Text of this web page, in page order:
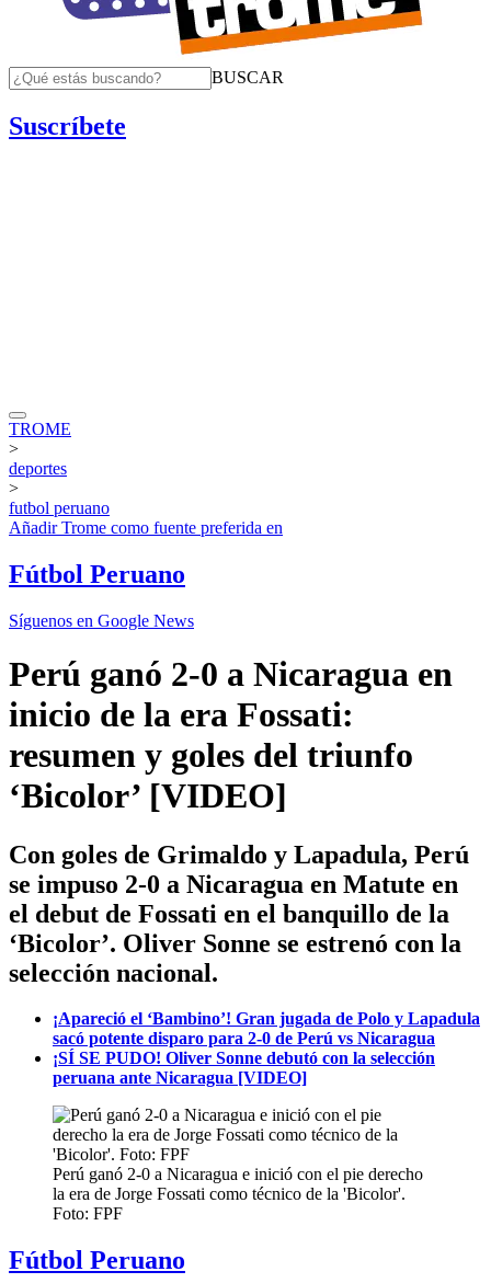
BUSCAR
Suscríbete
TROME
>
deportes
>
futbol peruano
AñadirTrome como fuente preferida en
Fútbol Peruano
Síguenos en Google News
Perú ganó 2-0 a Nicaragua en
inicio de la era Fossati:
resumen y goles del triunfo
‘Bicolor’ [VIDEO]
Con goles de Grimaldo y Lapadula, Perú
se impuso 2-0 a Nicaragua en Matute en
el debut de Fossati en el banquillo de la
‘Bicolor’. Oliver Sonne se estrenó con la
selección nacional.
¡Apareció el ‘Bambino’! Gran jugada de Polo y Lapadula
sacó potente disparo para 2-0 de Perú vs Nicaragua
¡SÍ SE PUDO! Oliver Sonne debutó con la selección
peruana ante Nicaragua [VIDEO]
Perú ganó 2-0 a Nicaragua e inició con el pie derecho
la era de Jorge Fossati como técnico de la 'Bicolor'.
Foto: FPF
Fútbol Peruano